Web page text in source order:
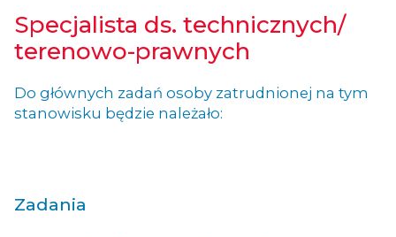
Specjalista ds. technicznych/
terenowo-prawnych
Do głównych zadań osoby zatrudnionej na tym
stanowisku będzie należało:
Zadania